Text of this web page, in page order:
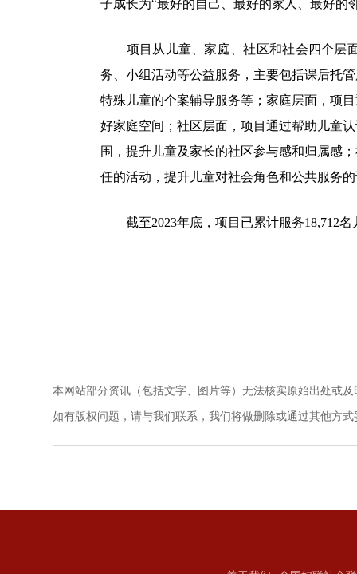
子成长为“最好的自己、最好的家人、最好的
项目从儿童、家庭、社区和社会四个层面
务、小组活动等公益服务，主要包括课后托
特殊儿童的个案辅导服务等；家庭层面，项
好家庭空间；社区层面，项目通过帮助儿童
围，提升儿童及家长的社区参与感和归属感
任的活动，提升儿童对社会角色和公共服务
截至2023年底，项目已累计服务18,712名
本网站部分资讯（包括文字、图片等）无法核实原始出处或
如有版权问题，请与我们联系，我们将做删除或通过其他方式